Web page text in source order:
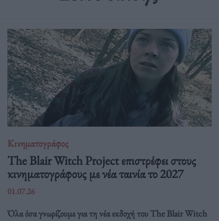
Κινηματογράφος
The Blair Witch Project επιστρέφει στους
κινηματογράφους με νέα ταινία το 2027
01.07.26
Όλα όσα γνωρίζουμε για τη νέα εκδοχή του The Blair Witch